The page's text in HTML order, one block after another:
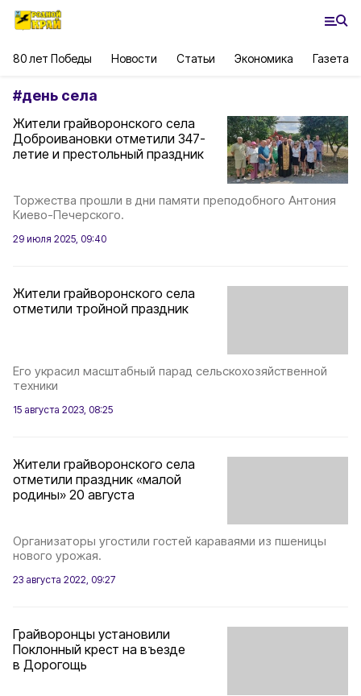
80 лет Победы Новости Статьи Экономика Газета
#день села
Жители грайворонского села
Доброивановки отметили 347-
летие и престольный праздник
Торжества прошли в дни памяти преподобного Антония
Киево-Печерского.
29 июля 2025, 09:40
Жители грайворонского села
отметили тройной праздник
Его украсил масштабный парад сельскохозяйственной
техники
15 августа 2023, 08:25
Жители грайворонского села
отметили праздник «малой
родины» 20 августа
Организаторы угостили гостей караваями из пшеницы
нового урожая.
23 августа 2022, 09:27
Грайворонцы установили
Поклонный крест на въезде
в Дорогощь